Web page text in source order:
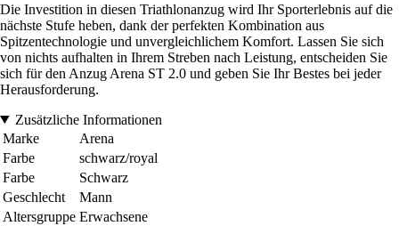
Die Investition in diesen Triathlonanzug wird Ihr Sporterlebnis auf die
nächste Stufe heben, dank der perfekten Kombination aus
Spitzentechnologie und unvergleichlichem Komfort. Lassen Sie sich
von nichts aufhalten in Ihrem Streben nach Leistung, entscheiden Sie
sich für den Anzug Arena ST 2.0 und geben Sie Ihr Bestes bei jeder
Herausforderung.
Zusätzliche Informationen
Marke
Arena
Farbe
schwarz/royal
Farbe
Schwarz
Geschlecht
Mann
Altersgruppe Erwachsene